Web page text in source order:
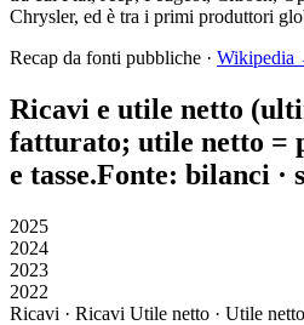
Chrysler, ed è tra i primi produttori
Recap da fonti pubbliche · Wikipedia
Ricavi e utile netto
fatturato; utile netto =
e tasse.Fonte: bilanci ·
2025
2024
2023
2022
Ricavi · Ricavi Utile netto · Utile netto